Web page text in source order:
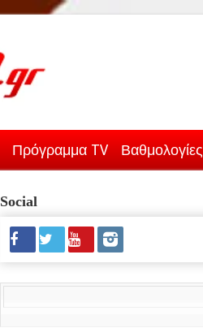
Πρόγραμμα TV Βαθμολογίες
Social